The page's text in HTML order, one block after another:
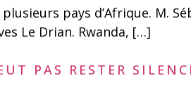
pays d’Afrique. M.
Le Drian. Rwanda, […]
PAS RESTER